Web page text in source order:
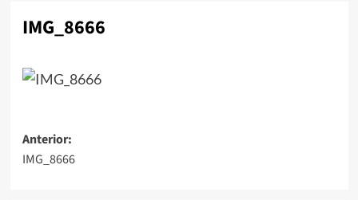
IMG_8666
Navegación
de
Anterior:
IMG_8666